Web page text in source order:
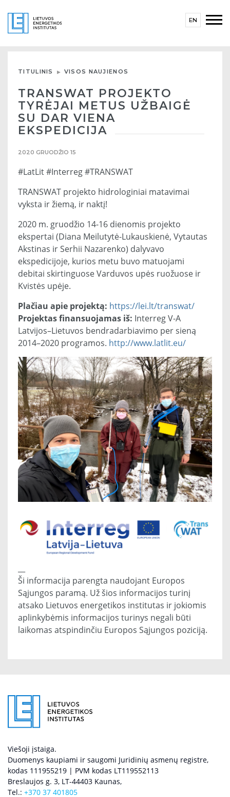
EN
TITULINIS VISOS NAUJIENOS
TRANSWAT PROJEKTO
TYRĖJAI METUS UŽBAIGĖ
SU DAR VIENA
EKSPEDICIJA
2020 GRUODŽIO 15
#LatLit #Interreg #TRANSWAT
TRANSWAT projekto hidrologiniai matavimai
vyksta ir žiemą, ir naktį!
2020 m. gruodžio 14-16 dienomis projekto
ekspertai (Diana Meilutytė-Lukauskienė, Vytautas
Akstinas ir Serhii Nazarenko) dalyvavo
ekspedicijoje, kurios metu buvo matuojami
debitai skirtinguose Varduvos upės ruožuose ir
Kvistės upėje.
Plačiau apie projektą: https://lei.lt/transwat/
Projektas finansuojamas iš: Interreg V-A
Latvijos–Lietuvos bendradarbiavimo per sieną
2014–2020 programos. http://www.latlit.eu/
Ši informacija parengta naudojant Europos
Sąjungos paramą. Už šios informacijos turinį
atsako Lietuvos energetikos institutas ir jokiomis
aplinkybėmis informacijos turinys negali būti
laikomas atspindinčiu Europos Sąjungos poziciją.
Viešoji įstaiga.
Duomenys kaupiami ir saugomi Juridinių asmenų registre,
kodas 111955219 | PVM kodas LT119552113
Breslaujos g. 3, LT-44403 Kaunas,
Tel.: +370 37 401805